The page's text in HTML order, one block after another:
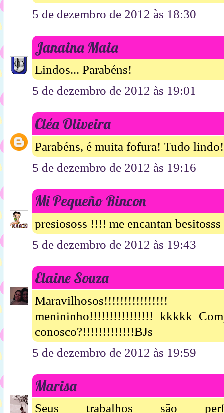
5 de dezembro de 2012 às 18:30
Janaina Maia
Lindos... Parabéns!
5 de dezembro de 2012 às 19:01
Cléa Oliveira
Parabéns, é muita fofura! Tudo lindo!
5 de dezembro de 2012 às 19:16
Mi Pequeño Rincon
presiososs !!!! me encantan besitosss
5 de dezembro de 2012 às 19:43
Elaine Souza
menininho!!!!!!!!!!!!!!!! kkkkk
conosco?!!!!!!!!!!!!!BJs
5 de dezembro de 2012 às 19:59
Marisa
Seus trabalhos são